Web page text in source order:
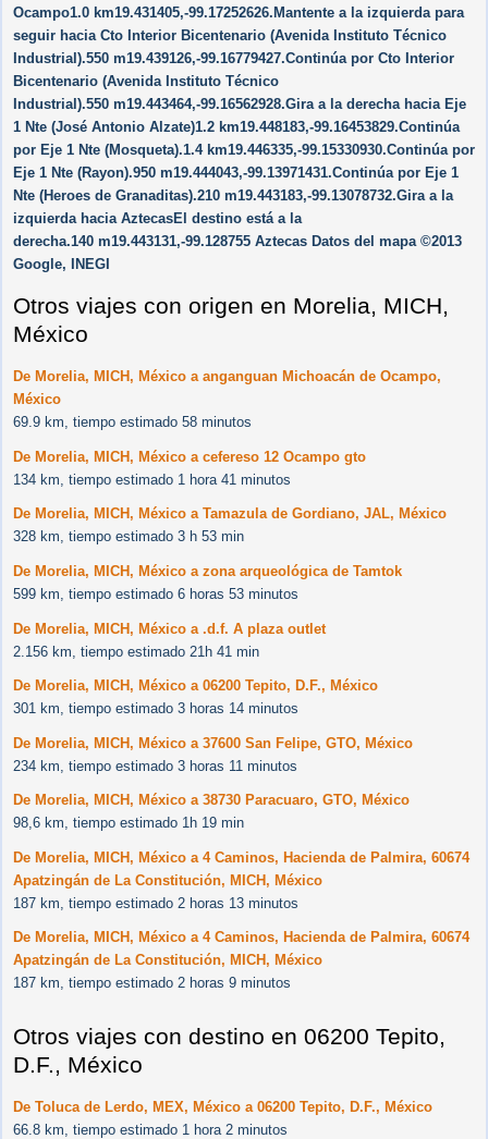
Ocampo1.0 km19.431405,-99.17252626.Mantente a la izquierda para
seguir hacia Cto Interior Bicentenario (Avenida Instituto Técnico
Industrial).550 m19.439126,-99.16779427.Continúa por Cto Interior
Bicentenario (Avenida Instituto Técnico
Industrial).550 m19.443464,-99.16562928.Gira a la derecha hacia Eje
1 Nte (José Antonio Alzate)1.2 km19.448183,-99.16453829.Continúa
por Eje 1 Nte (Mosqueta).1.4 km19.446335,-99.15330930.Continúa por
Eje 1 Nte (Rayon).950 m19.444043,-99.13971431.Continúa por Eje 1
Nte (Heroes de Granaditas).210 m19.443183,-99.13078732.Gira a la
izquierda hacia AztecasEl destino está a la
derecha.140 m19.443131,-99.128755 Aztecas Datos del mapa ©2013
Google, INEGI
Otros viajes con origen en Morelia, MICH,
México
De Morelia, MICH, México a anganguan Michoacán de Ocampo,
México
69.9 km, tiempo estimado 58 minutos
De Morelia, MICH, México a cefereso 12 Ocampo gto
134 km, tiempo estimado 1 hora 41 minutos
De Morelia, MICH, México a Tamazula de Gordiano, JAL, México
328 km, tiempo estimado 3 h 53 min
De Morelia, MICH, México a zona arqueológica de Tamtok
599 km, tiempo estimado 6 horas 53 minutos
De Morelia, MICH, México a .d.f. A plaza outlet
2.156 km, tiempo estimado 21h 41 min
De Morelia, MICH, México a 06200 Tepito, D.F., México
301 km, tiempo estimado 3 horas 14 minutos
De Morelia, MICH, México a 37600 San Felipe, GTO, México
234 km, tiempo estimado 3 horas 11 minutos
De Morelia, MICH, México a 38730 Paracuaro, GTO, México
98,6 km, tiempo estimado 1h 19 min
De Morelia, MICH, México a 4 Caminos, Hacienda de Palmira, 60674
Apatzingán de La Constitución, MICH, México
187 km, tiempo estimado 2 horas 13 minutos
De Morelia, MICH, México a 4 Caminos, Hacienda de Palmira, 60674
Apatzingán de La Constitución, MICH, México
187 km, tiempo estimado 2 horas 9 minutos
Otros viajes con destino en 06200 Tepito,
D.F., México
De Toluca de Lerdo, MEX, México a 06200 Tepito, D.F., México
66.8 km, tiempo estimado 1 hora 2 minutos